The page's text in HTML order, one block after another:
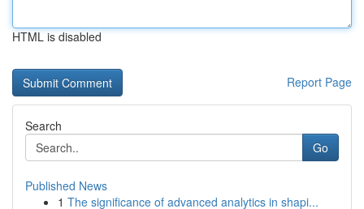
HTML is disabled
Report Page
Search
Go
Published News
1 The significance of advanced analytics in shapi...